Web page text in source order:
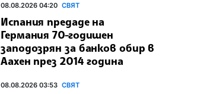
08.08.2026 04:20 СВЯТ
Испания предаде на
Германия 70-годишен
заподозрян за банков обир в
Аахен през 2014 година
08.08.2026 03:53 СВЯТ